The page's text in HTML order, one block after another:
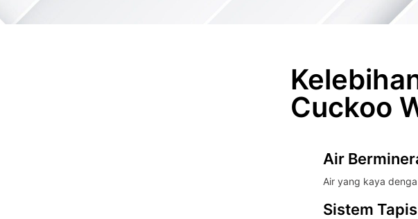
Cuckoo
Air
Air yang kaya
Sistem